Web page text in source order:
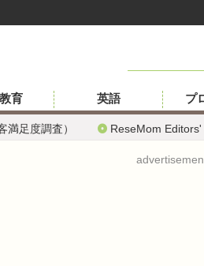
満足度調査） ReseMom
育 英語 プ